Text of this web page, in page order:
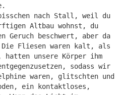
nach Stall, weil du
Altbau wohnst, du
Geruch beschwert, aber da
Fliesen waren kalt, als
hatten unsere Körper ihm
sodass wir
waren, glitschten und
ein kontaktloses,